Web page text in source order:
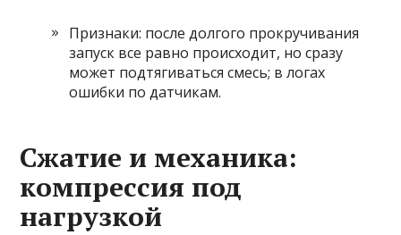
Признаки: после долгого прокручивания
запуск все равно происходит, но сразу
может подтягиваться смесь; в логах
ошибки по датчикам.
Сжатие и механика:
компрессия под
нагрузкой